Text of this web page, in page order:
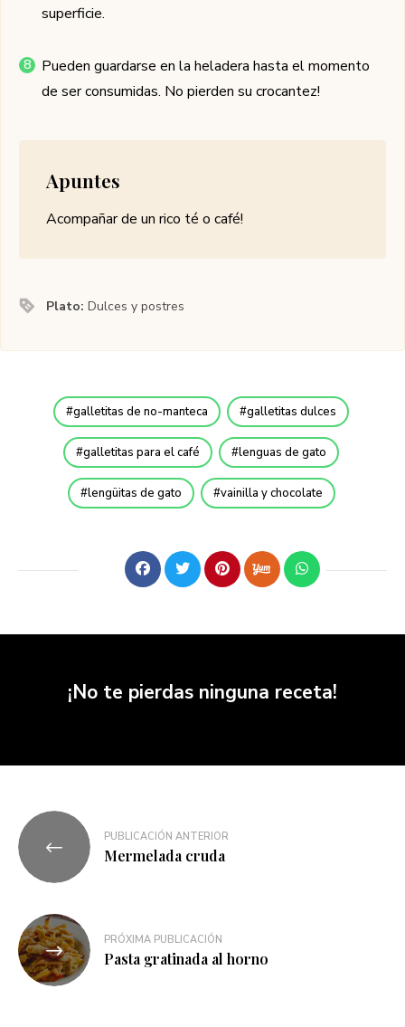
superficie.
Pueden guardarse en la heladera hasta el momento
de ser consumidas. No pierden su crocantez!
Apuntes
Acompañar de un rico té o café!
Plato:Dulces y postres
galletitas de no-manteca galletitas dulces
galletitas para el café lenguas de gato
lengüitas de gato vainilla y chocolate
¡No te pierdas ninguna receta!
PUBLICACIÓN ANTERIOR
Mermelada cruda
PRÓXIMA PUBLICACIÓN
Pasta gratinada al horno